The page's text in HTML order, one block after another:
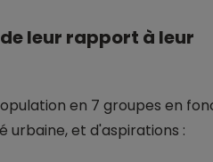
leur rapport à leur
en 7 groupes en
urbaine, et d'aspirations :